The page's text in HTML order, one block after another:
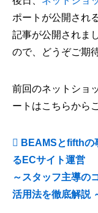
ポートが公開され
記事が公開されま
ので、どうぞご期
前回のネットショ
ートはこちらから
BEAMSとfifthの
るECサイト運営
～スタッフ主導の
活用法を徹底解説